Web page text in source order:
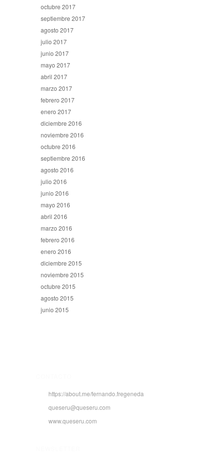
octubre 2017
septiembre 2017
agosto 2017
julio 2017
junio 2017
mayo 2017
abril 2017
marzo 2017
febrero 2017
enero 2017
diciembre 2016
noviembre 2016
octubre 2016
septiembre 2016
agosto 2016
julio 2016
junio 2016
mayo 2016
abril 2016
marzo 2016
febrero 2016
enero 2016
diciembre 2015
noviembre 2015
octubre 2015
agosto 2015
junio 2015
https://about.me/fernando.fregeneda
queseru@queseru.com
www.queseru.com